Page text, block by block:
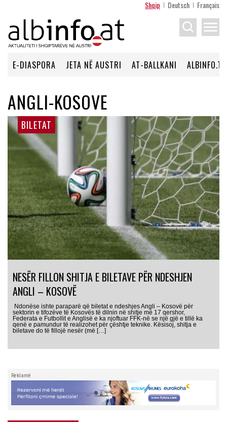
Shqip Deutsch Français
menu
E-DIASPORA JETA NË AUSTRI AT-BALLKANI ALBINFO.TV
ANGLI-KOSOVE
BILETAT
NESËR FILLON SHITJA E BILETAVE PËR NDESHJEN
ANGLI – KOSOVË
Ndonëse ishte paraparë që biletat e ndeshjes Angli – Kosovë për
sektorin e tifozëve të Kosovës të dilnin në shitje më 17 qershor,
Federata e Futbollit e Anglisë e ka njoftuar FFK-në se një gjë e tillë ka
qenë e pamundur të realizohet për çështje teknike. Kësisoj, shitja e
biletave do të fillojë nesër (më […]
Reklamë